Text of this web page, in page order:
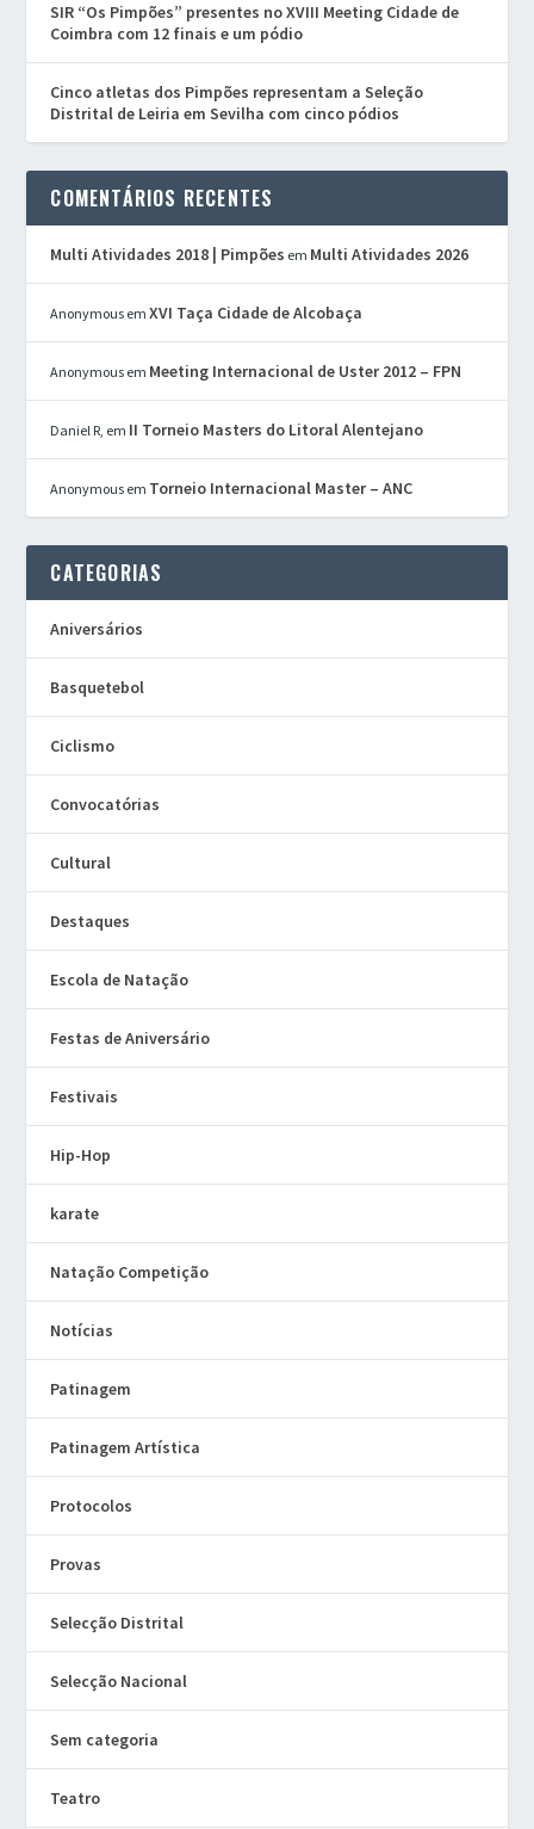
SIR “Os Pimpões” presentes no XVIII Meeting Cidade de
Coimbra com 12 finais e um pódio
Cinco atletas dos Pimpões representam a Seleção
Distrital de Leiria em Sevilha com cinco pódios
COMENTÁRIOS RECENTES
Multi Atividades 2018 | Pimpões em Multi Atividades 2026
Anonymous emXVI Taça Cidade de Alcobaça
Anonymous em Meeting Internacional de Uster 2012 – FPN
Daniel R, em II Torneio Masters do Litoral Alentejano
Anonymous em Torneio Internacional Master – ANC
CATEGORIAS
Aniversários
Basquetebol
Ciclismo
Convocatórias
Cultural
Destaques
Escola de Natação
Festas de Aniversário
Festivais
Hip-Hop
karate
Natação Competição
Notícias
Patinagem
Patinagem Artística
Protocolos
Provas
Selecção Distrital
Selecção Nacional
Sem categoria
Teatro